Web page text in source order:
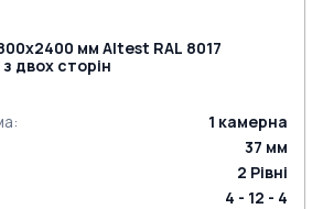
мм Altest RAL 8017
двох сторін
: 1 камерна
37 мм
2 Рівні
4 - 12 - 4